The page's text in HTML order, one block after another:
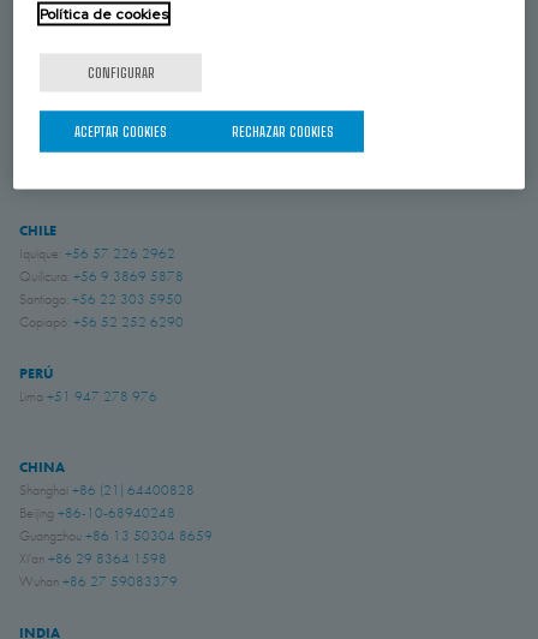
Laval, Quebec+1 450 622 8775
ESTADOS UNIDOS
BRASIL
CHILE
Iquique: +56 57 226 2962
Quilicura: +56 9 3869 5878
Santiago: +56 22 303 5950
Copiapó: +56 52 252 6290
PERÚ
Lima +51 947 278 976
CHINA
Shanghai +86 (21) 64400828
Beijing +86-10-68940248
Guangzhou +86 13 50304 8659
Xi'an +86 29 8364 1598
Wuhan +86 27 59083379
INDIA
Política de cookies
CONFIGURAR
RECHAZAR COOKIES
ACEPTAR COOKIES